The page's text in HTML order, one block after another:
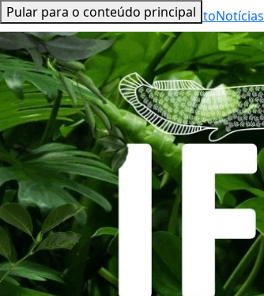
Pular para o conteúdo principal
InicialSobre o eventoNotícias